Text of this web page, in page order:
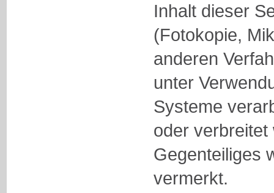
Inhalt dieser
(Fotokopie,
anderen
unter
Systeme
oder
Gegenteiliges
vermerkt.